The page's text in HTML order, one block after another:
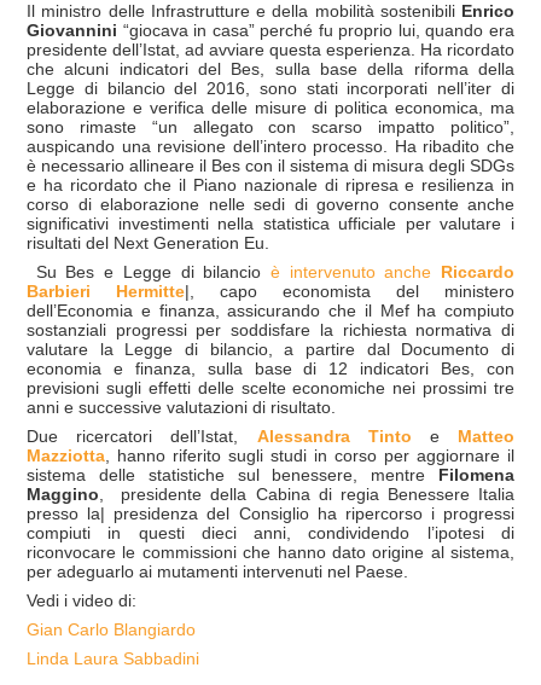
Il ministro delle Infrastrutture e della mobilità sostenibili Enrico
Giovannini “giocava in casa” perché fu proprio lui, quando era
presidente dell’Istat, ad avviare questa esperienza. Ha ricordato
che alcuni indicatori del Bes, sulla base della riforma della
Legge di bilancio del 2016, sono stati incorporati nell’iter di
elaborazione e verifica delle misure di politica economica, ma
sono rimaste “un allegato con scarso impatto politico”,
auspicando una revisione dell’intero processo. Ha ribadito che
è necessario allineare il Bes con il sistema di misura degli SDGs
e ha ricordato che il Piano nazionale di ripresa e resilienza in
corso di elaborazione nelle sedi di governo consente anche
significativi investimenti nella statistica ufficiale per valutare i
risultati del Next Generation Eu.
Su Bes e Legge di bilancio è intervenuto anche Riccardo
Barbieri Hermitte|, capo economista del ministero
dell’Economia e finanza, assicurando che il Mef ha compiuto
sostanziali progressi per soddisfare la richiesta normativa di
valutare la Legge di bilancio, a partire dal Documento di
economia e finanza, sulla base di 12 indicatori Bes, con
previsioni sugli effetti delle scelte economiche nei prossimi tre
anni e successive valutazioni di risultato.
Due ricercatori dell’Istat, Alessandra Tinto e Matteo
Mazziotta , hanno riferito sugli studi in corso per aggiornare il
sistema delle statistiche sul benessere, mentre Filomena
Maggino , presidente della Cabina di regia Benessere Italia
presso la| presidenza del Consiglio ha ripercorso i progressi
compiuti in questi dieci anni, condividendo l’ipotesi di
riconvocare le commissioni che hanno dato origine al sistema,
per adeguarlo ai mutamenti intervenuti nel Paese.
Vedi i video di:
Gian Carlo Blangiardo
Linda Laura Sabbadini